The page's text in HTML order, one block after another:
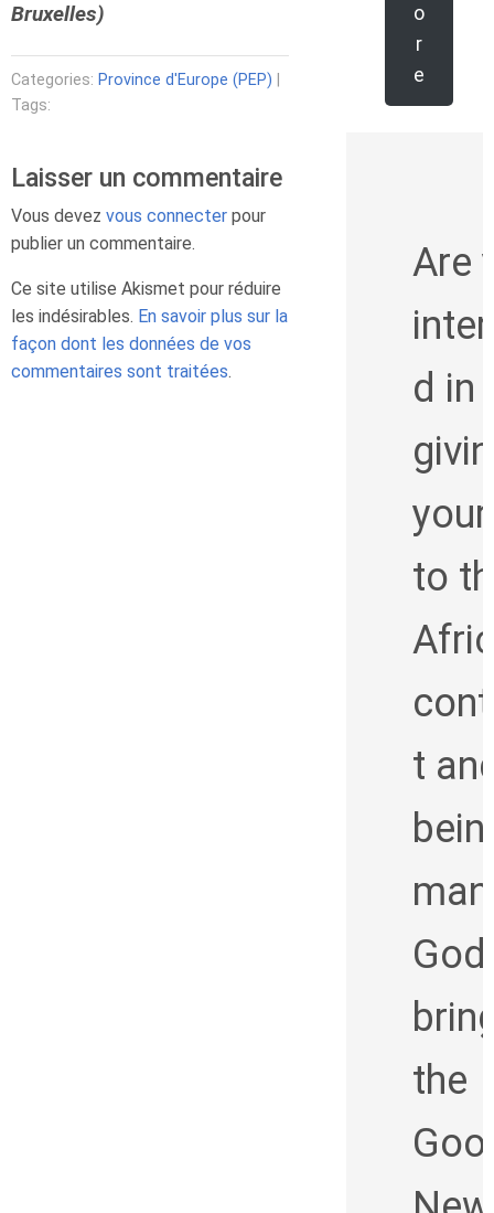
Bruxelles)
Categories: Province d'Europe (PEP)
Tags:
Laisser un commentaire
Vous devez vous connecter pour
publier un commentaire.
Ce site utilise Akismet pour réduire
les indésirables. En savoir plus sur la
façon dont les données de vos
commentaires sont traitées.
o
r
e
Are
d in
to
t
God
the